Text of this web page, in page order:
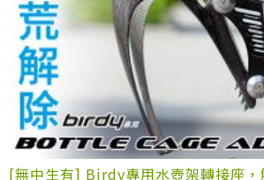
[無中生有] Birdy專用水壺架轉接座，